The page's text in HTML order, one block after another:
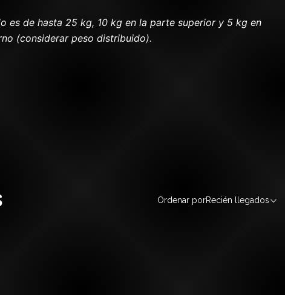
es de hasta 25 kg, 10 kg en la parte superior y 5 kg en
(considerar peso distribuido).
Ordenar porRecién llegados